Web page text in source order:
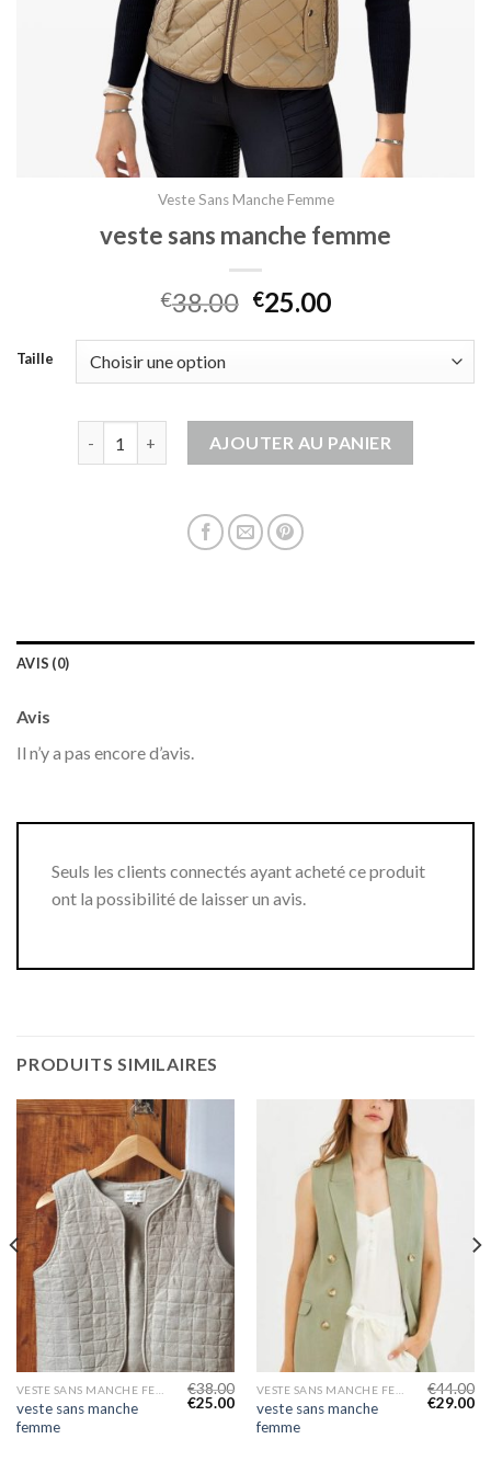
Veste Sans Manche Femme
veste sans manche femme
€38.00 €25.00
Taille
AJOUTER AU PANIER
AVIS (0)
Avis
Il n’y a pas encore d’avis.
Seuls les clients connectés ayant acheté ce produit
ont la possibilité de laisser un avis.
PRODUITS SIMILAIRES
VESTE SANS MANCHE FEMME
veste sans manche
femme
€38.00
€25.00
VESTE SANS MANCHE FEMME
veste sans manche
femme
€44.00
€29.00